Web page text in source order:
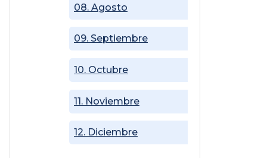
08. Agosto
09. Septiembre
10. Octubre
11. Noviembre
12. Diciembre